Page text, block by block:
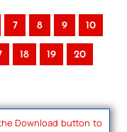
7 8 9 10
18 19 20
Download button to